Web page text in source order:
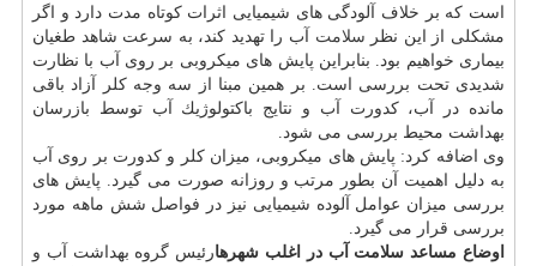
است كه بر خلاف آلودگی های شیمیایی اثرات كوتاه مدت دارد و اگر
مشكلی از این نظر سلامت آب را تهدید كند، به سرعت شاهد طغیان
بیماری خواهیم بود. بنابراین پایش های میكروبی بر روی آب با نظارت
شدیدی تحت بررسی است. بر همین مبنا از سه وجه كلر آزاد باقی
مانده در آب، كدورت آب و نتایج باكتولوژیك آب توسط بازرسان
بهداشت محیط بررسی می شود.
وی اضافه كرد: پایش های میكروبی، میزان كلر و كدورت بر روی آب
به دلیل اهمیت آن بطور مرتب و روزانه صورت می گیرد. پایش های
بررسی میزان عوامل آلوده شیمیایی نیز در فواصل شش ماهه مورد
بررسی قرار می گیرد.
اوضاع مساعد سلامت آب در اغلب شهرهارئیس گروه بهداشت آب و